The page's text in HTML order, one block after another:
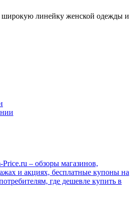
широкую линейку женской одежды и
– обзоры магазинов,
и акциях, бесплатные купоны на
где дешевле купить в